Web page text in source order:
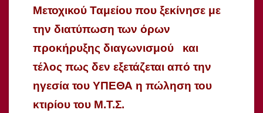
Μετοχικού Ταμείου που ξεκίνησε με
την διατύπωση των όρων
προκήρυξης διαγωνισμού και
τέλος πως δεν εξετάζεται από την
ηγεσία του ΥΠΕΘΑ η πώληση του
κτιρίου του Μ.Τ.Σ.